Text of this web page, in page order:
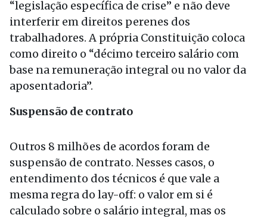
“legislação específica de crise” e não deve
interferir em direitos perenes dos
trabalhadores. A própria Constituição coloca
como direito o “décimo terceiro salário com
base na remuneração integral ou no valor da
aposentadoria”.
Suspensão de contrato
Outros 8 milhões de acordos foram de
suspensão de contrato. Nesses casos, o
entendimento dos técnicos é que vale a
mesma regra do lay-off: o valor em si é
calculado sobre o salário integral, mas os